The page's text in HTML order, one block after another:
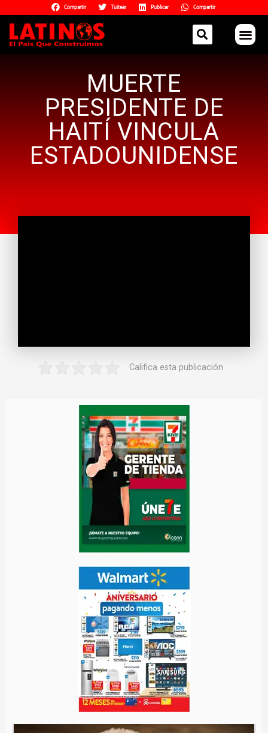
Compartir Tuitear Publicar Compartir
MUERTE
PRESIDENTE DE
HAITÍ VINCULA
ESTADOUNIDENSE
Califica esta publicación